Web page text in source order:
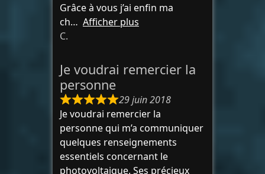
Grâce à vous j’ai enfin ma
ch
Afficher plus
C.
Je voudrai remercier la
personne
29 juin 2018
Je voudrai remercier la
personne qui m’a communiquer
quelques renseignements
essentiels concernant le
photovoltaique. Ses précieux